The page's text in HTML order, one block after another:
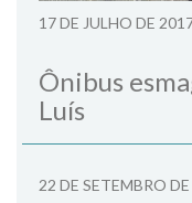
17 DE JULHO DE
Ônibus
Luís
22 DE SETEMBRO